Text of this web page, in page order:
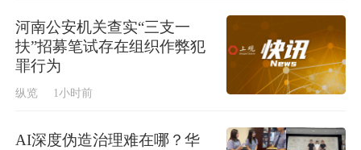
河南公安机关查实“三支一
扶”招募笔试存在组织作弊犯
罪行为
纵览 1小时前
AI深度伪造治理难在哪？华